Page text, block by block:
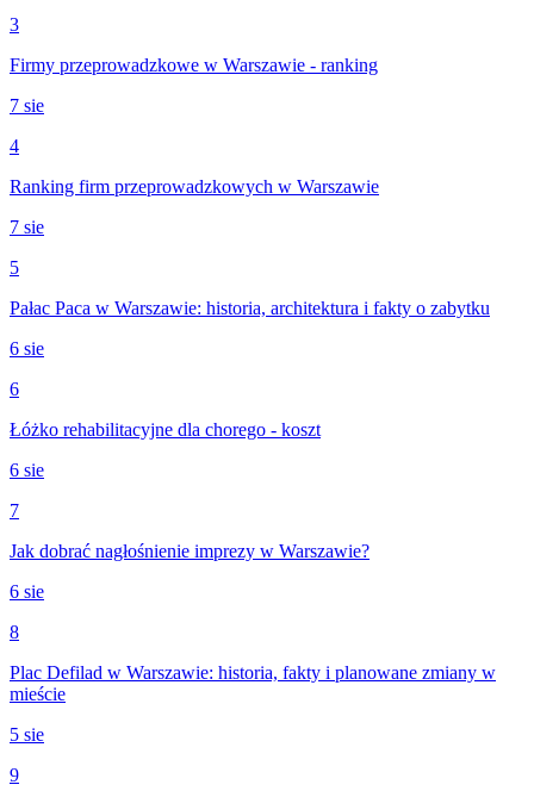
3
Firmy przeprowadzkowe w Warszawie - ranking
7 sie
4
Ranking firm przeprowadzkowych w Warszawie
7 sie
5
Pałac Paca w Warszawie: historia, architektura i fakty o zabytku
6 sie
6
Łóżko rehabilitacyjne dla chorego - koszt
6 sie
7
Jak dobrać nagłośnienie imprezy w Warszawie?
6 sie
8
Plac Defilad w Warszawie: historia, fakty i planowane zmiany w
mieście
5 sie
9